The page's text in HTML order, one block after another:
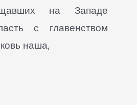
на Западе
с главенством
наша,